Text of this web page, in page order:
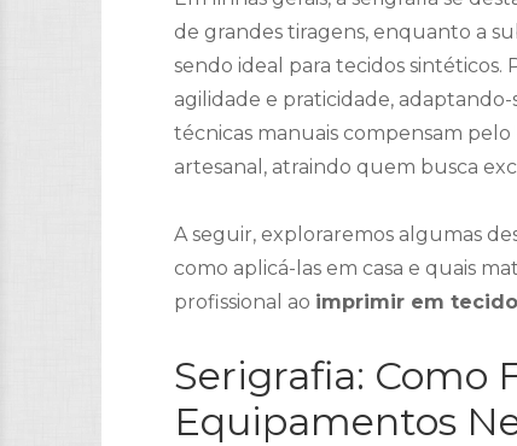
de grandes tiragens, enquanto a
sendo ideal para tecidos
agilidade e praticidade,
técnicas manuais compensam
artesanal, atraindo quem busca
A seguir, exploraremos algumas
como aplicá-las em casa e quais
profissional ao imprimir em
Serigrafia: Como
Equipamentos